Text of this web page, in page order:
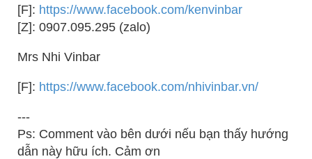
[F]: https://www.facebook.com/kenvinbar
[Z]: 0907.095.295 (zalo)
Mrs Nhi Vinbar
[F]: https://www.facebook.com/nhivinbar.vn/
---
Ps: Comment vào bên dưới nếu bạn thấy hướng
dẫn này hữu ích. Cảm ơn